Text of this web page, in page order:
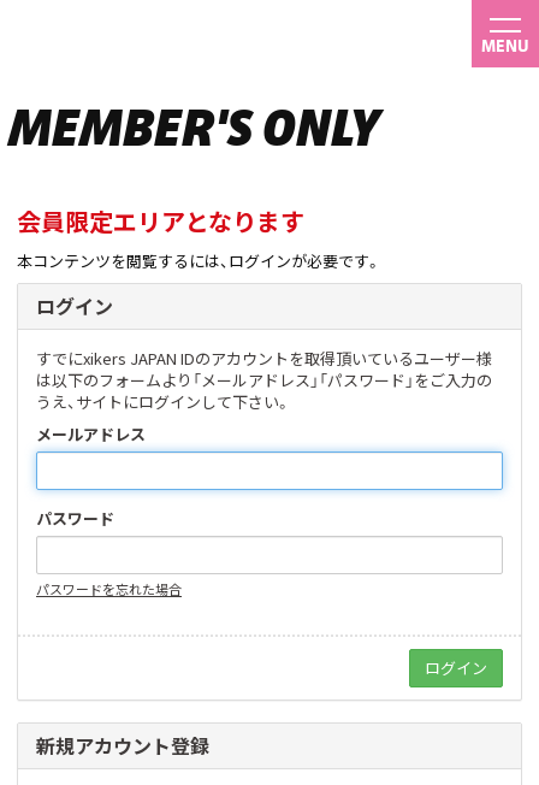
MENU
MEMBER'S ONLY
会員限定エリアとなります
本コンテンツを閲覧するには、ログインが必要です。
ログイン
すでにxikers JAPAN IDのアカウントを取得頂いているユーザー様
は以下のフォームより「メールアドレス」「パスワード」をご入力の
うえ、サイトにログインして下さい。
メールアドレス
パスワード
パスワードを忘れた場合
新規アカウント登録